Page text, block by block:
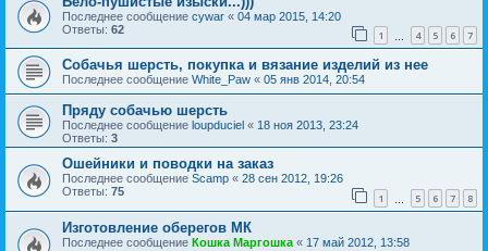
Последнее сообщение cywar « 04 мар 2015, 14:20
Ответы: 62 1 4 5 6 7
Собачья шерсть, покупка и вязание изделий из нее
Последнее сообщение White_Paw « 05 янв 2014, 20:54
Пряду собачью шерсть
Последнее сообщение loupduciel « 18 ноя 2013, 23:24
Ответы: 3
Ошейники и поводки на заказ
Последнее сообщение Scamp « 28 сен 2012, 19:26
Ответы: 75 1 5 6 7 8
Изготовление оберегов МК
Последнее сообщение Кошка Маргошка « 17 май 2012, 13:58